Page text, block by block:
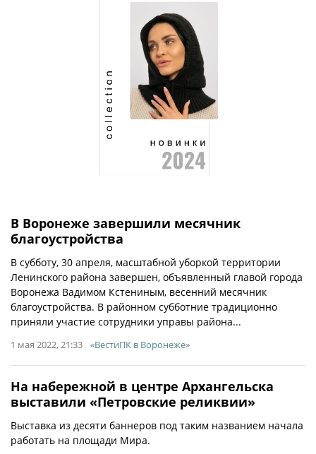
В Воронеже завершили месячник
благоустройства
В субботу, 30 апреля, масштабной уборкой территории
Ленинского района завершен, объявленный главой города
Воронежа Вадимом Кстениным, весенний месячник
благоустройства. В районном субботние традиционно
приняли участие сотрудники управы района...
1 мая 2022, 21:33 «ВестиПК в Воронеже»
На набережной в центре Архангельска
выставили «Петровские реликвии»
Выставка из десяти баннеров под таким названием начала
работать на площади Мира.